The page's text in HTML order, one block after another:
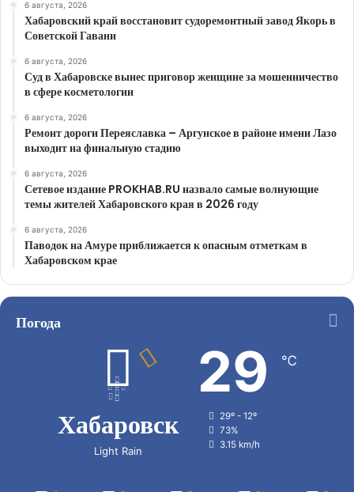
6 августа, 2026
Хабаровский край восстановит судоремонтный завод Якорь в
Советской Гавани
6 августа, 2026
Суд в Хабаровске вынес приговор женщине за мошенничество
в сфере косметологии
6 августа, 2026
Ремонт дороги Переяславка – Аргунское в районе имени Лазо
выходит на финальную стадию
6 августа, 2026
Сетевое издание PROKHAB.RU назвало самые волнующие
темы жителей Хабаровского края в 2026 году
6 августа, 2026
Паводок на Амуре приближается к опасным отметкам в
Хабаровском крае
Погода
Хабаровск
Light Rain
29 ℃
29º - 12º
73%
3.15 km/h